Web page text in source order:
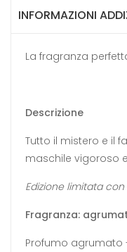
INFORMAZIONI
La fragranza
Descrizione
Tutto il mistero e il
maschile vigoroso
Edizione limitata
Fragranza:
Profumo